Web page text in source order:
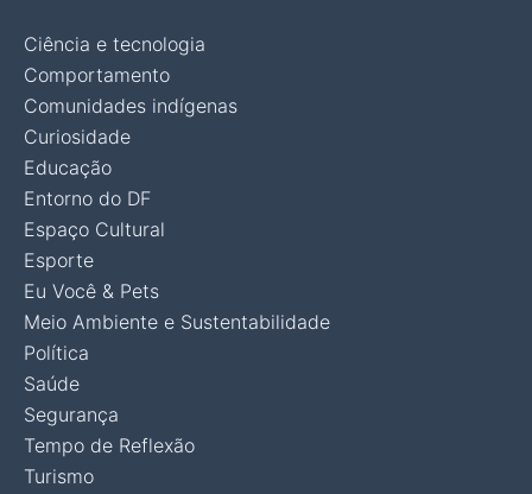
Ciência e tecnologia
Comportamento
Comunidades indígenas
Curiosidade
Educação
Entorno do DF
Espaço Cultural
Esporte
Eu Você & Pets
Meio Ambiente e Sustentabilidade
Política
Saúde
Segurança
Tempo de Reflexão
Turismo